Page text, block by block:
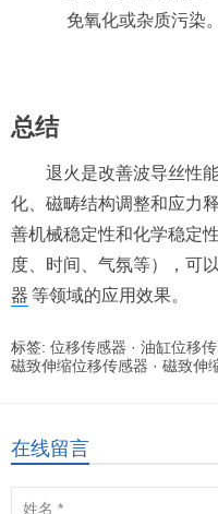
免氧化或杂质污染。
总结
退火是改善波导丝性
化、磁畴结构调整和应力
善机械稳定性和化学稳定
度、时间、气氛等），可
器 等领域的应用效果。
标签: 位移传感器 · 油缸位移
磁致伸缩位移传感器 · 磁致伸
在线留言